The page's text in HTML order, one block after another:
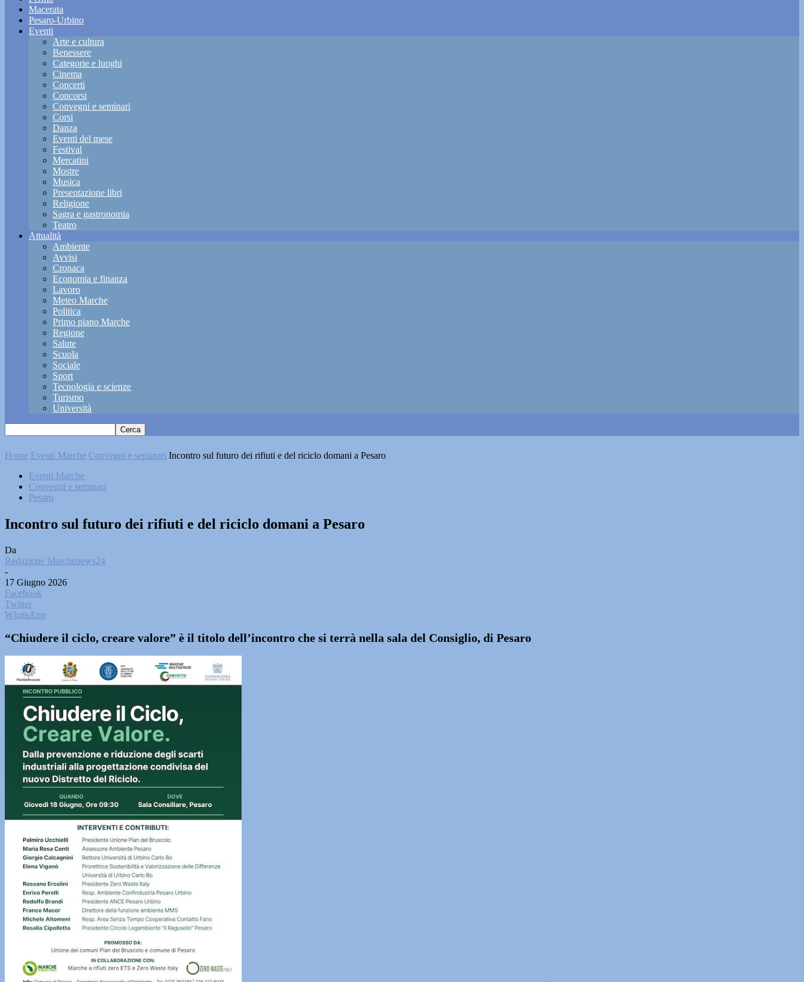
Macerata
Pesaro-Urbino
Eventi
Arte e cultura
Benessere
Categorie e luoghi
Cinema
Concerti
Concorsi
Convegni e seminari
Corsi
Danza
Eventi del mese
Festival
Mercatini
Mostre
Musica
Presentazione libri
Religione
Sagra e gastronomia
Teatro
Attualità
Ambiente
Avvisi
Cronaca
Economia e finanza
Lavoro
Meteo Marche
Politica
Primo piano Marche
Regione
Salute
Scuola
Sociale
Sport
Tecnologia e scienze
Turismo
Università
Home Eventi Marche Convegni e seminari Incontro sul futuro dei rifiuti e del riciclo domani a Pesaro
Eventi Marche
Convegni e seminari
Pesaro
Incontro sul futuro dei rifiuti e del riciclo domani a Pesaro
Da
Redazione Marchenews24
-
17 Giugno 2026
Facebook
Twitter
WhatsApp
“Chiudere il ciclo, creare valore” è il titolo dell’incontro che si terrà nella sala del Consiglio, di Pesaro